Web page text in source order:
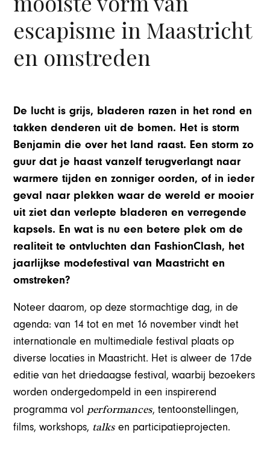
escapisme in Maastricht
en omstreden
De lucht is grijs, bladeren razen in het rond en
takken denderen uit de bomen. Het is storm
Benjamin die over het land raast. Een storm zo
guur dat je haast vanzelf terugverlangt naar
warmere tijden en zonniger oorden, of in ieder
geval naar plekken waar de wereld er mooier
uit ziet dan verlepte bladeren en verregende
kapsels. En wat is nu een betere plek om de
realiteit te ontvluchten dan FashionClash, het
jaarlijkse modefestival van Maastricht en
omstreken?
Noteer daarom, op deze stormachtige dag, in de
agenda: van 14 tot en met 16 november vindt het
internationale en multimediale festival plaats op
diverse locaties in Maastricht. Het is alweer de 17de
editie van het driedaagse festival, waarbij bezoekers
worden ondergedompeld in een inspirerend
programma vol performances, tentoonstellingen,
films, workshops, talks en participatieprojecten.